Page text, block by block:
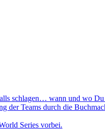
schlagen… wann und wo
der Teams durch die
Series vorbei.